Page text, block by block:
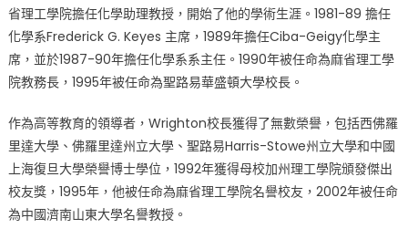
省理工學院擔任化學助理教授，開始了他的學術生涯。1981-89 擔任
化學系Frederick G. Keyes 主席，1989年擔任Ciba-Geigy化學主
席，並於1987-90年擔任化學系系主任。1990年被任命為麻省理工學
院教務長，1995年被任命為聖路易華盛頓大學校長。
作為高等教育的領導者，Wrighton校長獲得了無數榮譽，包括西佛羅
里達大學、佛羅里達州立大學、聖路易Harris-Stowe州立大學和中國
上海復旦大學榮譽博士學位，1992年獲得母校加州理工學院頒發傑出
校友獎，1995年，他被任命為麻省理工學院名譽校友，2002年被任命
為中國濟南山東大學名譽教授。